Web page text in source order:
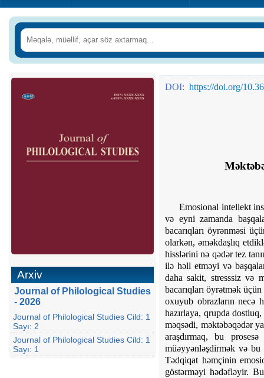
Arxiv
Journal of Philological Studies
- 2026
Journal of Philological Studies Cild: 1
Sayı: 2
Journal of Philological Studies Cild: 1
Sayı: 1
DOI: https://doi.org/
Emosional intellekt
və eyni zamanda
bacarıqları öyrənməsi
olarkən, əməkdaşlıq
hisslərini nə qədər tez
ilə həll etməyi və
daha sakit, stresssiz və
bacarıqları öyrətmək
oxuyub obrazların necə
hazırlaya, qrupda
məqsədi, məktəbəqədər
araşdırmaq, bu
müəyyənləşdirmək və
Tədqiqat həmçinin
göstərməyi hədəfləyir.